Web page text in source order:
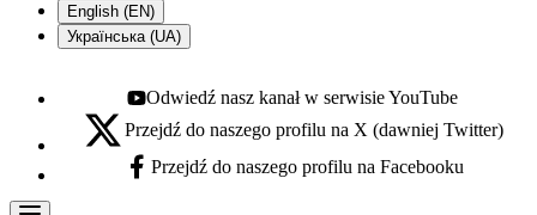
English (EN)
Українська (UA)
Youtube - otwiera się w nowej karcie
Odwiedź nasz kanał w serwisie YouTube
X - otwiera się w nowej karcie
Przejdź do naszego profilu na X (dawniej Twitter)
Facebook - otwiera się w nowej karcie
Przejdź do naszego profilu na Facebooku